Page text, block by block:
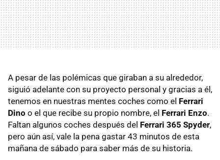
A pesar de las polémicas que giraban a su alrededor,
siguió adelante con su proyecto personal y gracias a él,
tenemos en nuestras mentes coches como el Ferrari
Dino o el que recibe su propio nombre, el Ferrari Enzo.
Faltan algunos coches después del Ferrari 365 Spyder,
pero aún así, vale la pena gastar 43 minutos de esta
mañana de sábado para saber más de su historia.